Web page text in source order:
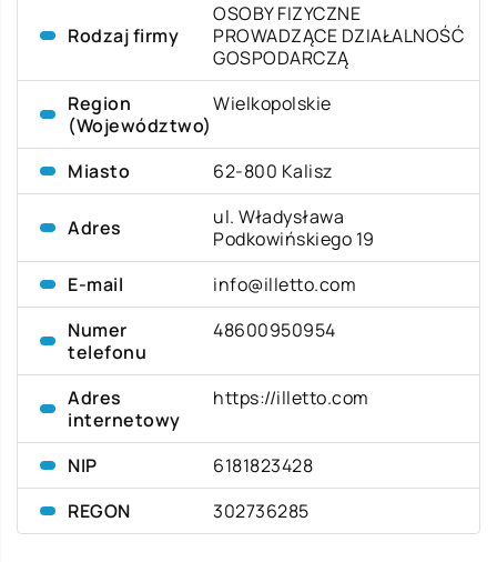
Rodzaj firmy
OSOBY FIZYCZNE
PROWADZĄCE DZIAŁALNOŚĆ
GOSPODARCZĄ
Region
(Województwo)
Wielkopolskie
Miasto 62-800 Kalisz
Adres
ul. Władysława
Podkowińskiego 19
E-mail
info@illetto.com
Numer
telefonu
48600950954
Adres
internetowy
https://illetto.com
NIP
6181823428
REGON
302736285